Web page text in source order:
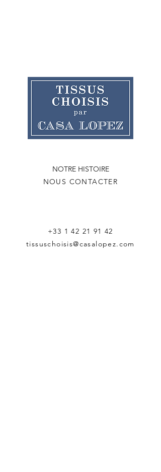
NOTRE HISTOIRE
NOUS CONTACTER
+33 1 42 21 91 42
tissuschoisis@casalopez.com